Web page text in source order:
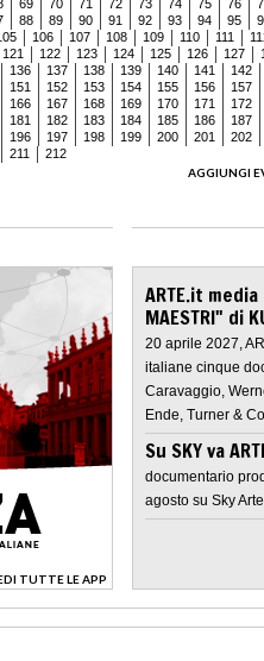
69 70 71 72 73 74 75 76
88 89 90 91 92 93 94 95
106 107 108 109 110 111
121 122 123 124 125 126 127
136 137 138 139 140 141
142
151 152 153 154 155 156
157
166 167 168 169 170 171
172
181 182 183 184 185 186
187
196 197 198 199 200 201
202
211
212
AGGIUNGI
TUTTE LE APP
ARTE.it
MAESTRI" di
20 aprile 2027,
italiane cinque
Caravaggio,
Ende, Turner &
Su SKY va
documentario
agosto su Sky Arte